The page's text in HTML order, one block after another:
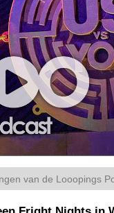
van de Looopings